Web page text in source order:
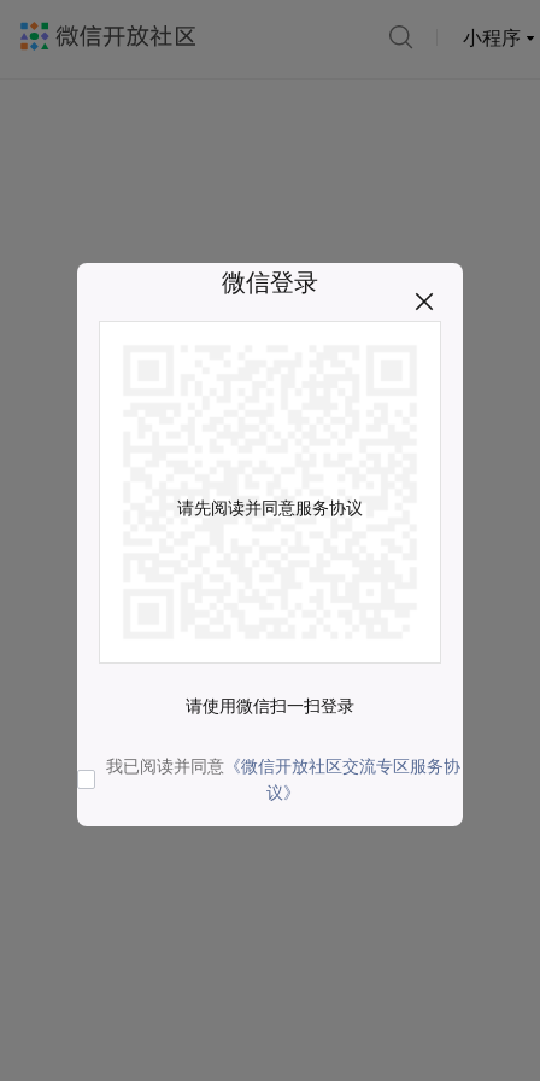
小程序
微信登录
请先阅读并同意服务协议
请使用微信扫一扫登录
我已阅读并同意 《微信开放社区交流专区服务协
议》